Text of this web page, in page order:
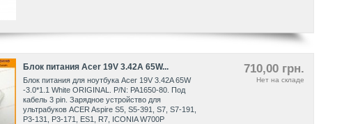
Блок питания Acer 19V 3.42A 65W...
Блок питания для ноутбука Acer 19V 3.42A 65W
-3.0*1.1 White ORIGINAL. P/N: PA1650-80. Под
кабель 3 pin. Зарядное устройство для
ультрабуков ACER Aspire S5, S5-391, S7, S7-191,
P3-131, P3-171, ES1, R7, ICONIA W700P
710,00 грн.
Нет на складе